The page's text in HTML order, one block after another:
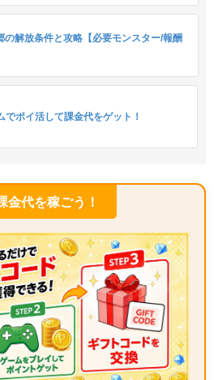
の解放条件と攻略【必要モンスター/報酬
でポイ活して課金代をゲット！
金代を稼ごう！